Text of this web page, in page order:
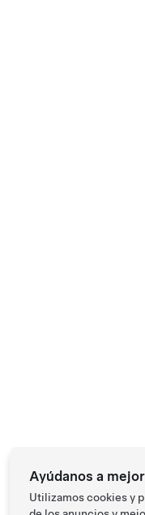
Ayúdanos a
Utilizamos cookies y